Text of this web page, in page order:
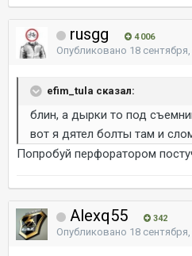
rusgg 4 006
Опубликовано 18 сентября,
efim_tula сказал:
блин, а дырки то под
вот я дятел болты там и
Попробуй перфоратором
Alexq55 342
Опубликовано 18 сентября,